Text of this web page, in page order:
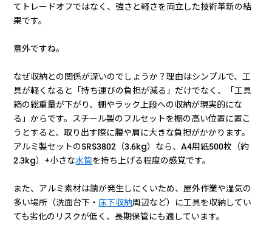
てトレードオフではなく、強さと軽さを両立した技術革新の結
果です。
意外ですね。
なぜ収納との関係が深いのでしょうか？理由はシンプルで、工
具が軽くなると「持ち運びの負担が減る」だけでなく、「工具
箱の総重量が下がり、棚やラック上段への収納が現実的にな
る」からです。スチール製のフルセットを棚の高い位置に置こ
うとすると、取り出す際に腰や肩に大きな負担がかかります。
アルミ製セットのSRS3802（3.6kg）なら、A4用紙500枚（約
2.3kg）+小さな水筒を持ち上げる程度の感覚です。
また、アルミ素材は錆が発生しにくいため、屋外作業や湿気の
多い場所（洗面台下・床下収納周辺など）に工具を収納してい
ても劣化のリスクが低く、長期保管にも適しています。